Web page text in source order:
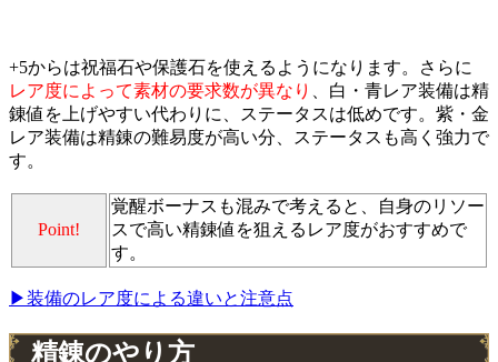
+5からは祝福石や保護石を使えるようになります。さらに
レア度によって素材の要求数が異なり
、白・青レア装備は精
錬値を上げやすい代わりに、ステータスは低めです。紫・金
レア装備は精錬の難易度が高い分、ステータスも高く強力で
す。
Point!
覚醒ボーナスも混みで考えると、自身のリソー
スで高い精錬値を狙えるレア度がおすすめで
す。
▶装備のレア度による違いと注意点
精錬のやり方